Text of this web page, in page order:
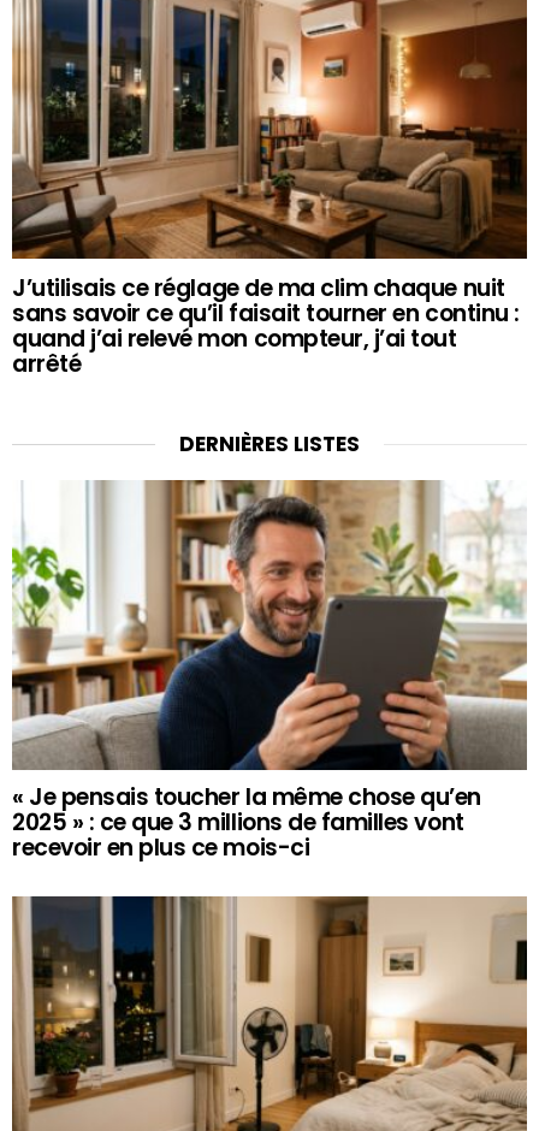
J’utilisais ce réglage de ma clim chaque nuit
sans savoir ce qu’il faisait tourner en continu :
quand j’ai relevé mon compteur, j’ai tout
arrêté
DERNIÈRES LISTES
« Je pensais toucher la même chose qu’en
2025 » : ce que 3 millions de familles vont
recevoir en plus ce mois-ci